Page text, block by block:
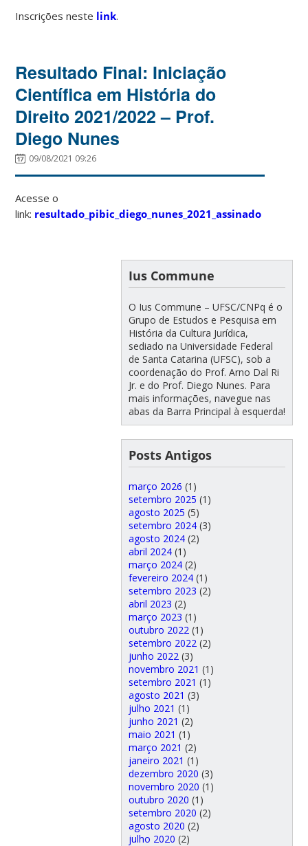
Inscrições neste link.
Resultado Final: Iniciação
Científica em História do
Direito 2021/2022 – Prof.
Diego Nunes
09/08/2021 09:26
Acesse o
link: resultado_pibic_diego_nunes_2021_assinado
Ius Commune
O Ius Commune – UFSC/CNPq é o
Grupo de Estudos e Pesquisa em
História da Cultura Jurídica,
sediado na Universidade Federal
de Santa Catarina (UFSC), sob a
coordenação do Prof. Arno Dal Ri
Jr. e do Prof. Diego Nunes. Para
mais informações, navegue nas
abas da Barra Principal à esquerda!
Posts Antigos
março 2026 (1)
setembro 2025 (1)
agosto 2025 (5)
setembro 2024(3)
agosto 2024(2)
abril 2024(1)
março 2024(2)
fevereiro 2024(1)
setembro 2023 (2)
abril 2023 (2)
março 2023 (1)
outubro 2022 (1)
setembro 2022 (2)
junho 2022 (3)
novembro 2021 (1)
setembro 2021 (1)
agosto 2021 (3)
julho 2021 (1)
junho 2021 (2)
maio 2021 (1)
março 2021 (2)
janeiro 2021 (1)
dezembro 2020 (3)
novembro 2020 (1)
outubro 2020 (1)
setembro 2020 (2)
agosto 2020 (2)
julho 2020 (2)